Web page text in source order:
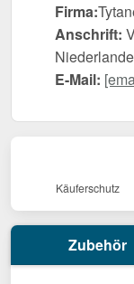
Firma:
Anschrift:
Niederlande
E-Mail:
Käuferschutz
Zubehör